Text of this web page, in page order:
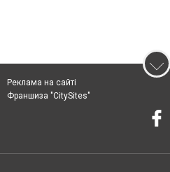
Реклама на сайті
Франшиза "CitySites"